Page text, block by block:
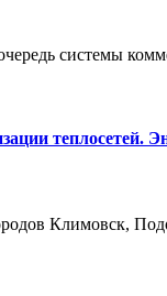
системы
теплосетей.
Климовск,